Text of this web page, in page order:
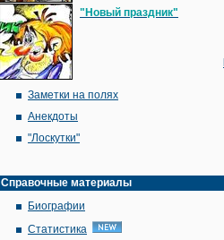
"Новый праздник"
Заметки на полях
Анекдоты
"Лоскутки"
Справочные материалы
Биографии
Статистика